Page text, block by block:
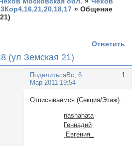
»Общение
(ул Земская 21)
Ответить
Поделиться 1
Вс, 6
Мар 2011 19:54
Отписываемся (Секция/Этаж).
nashahata
Геннадий
Евгения_